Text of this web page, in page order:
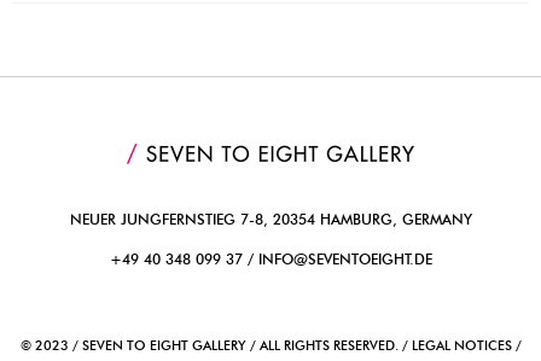
NEUER JUNGFERNSTIEG 7-8, 20354 HAMBURG, GERMANY
+49 40 348 099 37 / INFO@SEVENTOEIGHT.DE
© 2023 / SEVEN TO EIGHT GALLERY / ALL RIGHTS RESERVED. / LEGAL NOTICES /